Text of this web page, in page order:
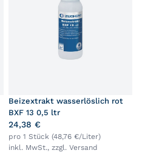
Beizextrakt wasserlöslich rot
BXF 13 0,5 ltr
24,38 €
pro 1 Stück (48,76 €/Liter)
inkl. MwSt., zzgl. Versand